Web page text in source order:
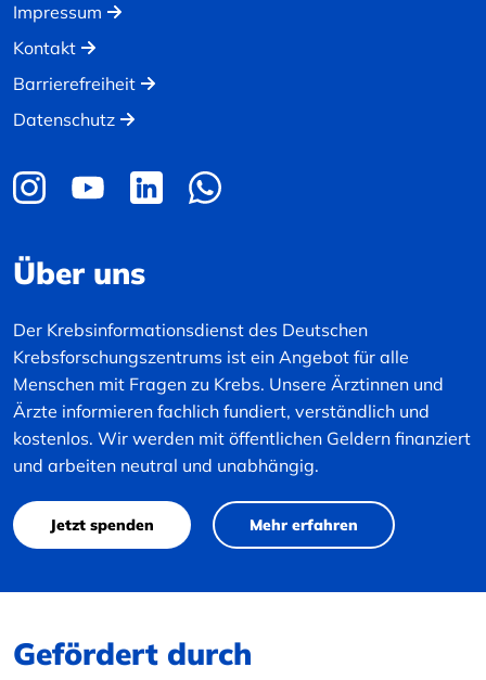
Impressum
Kontakt
Barrierefreiheit
Datenschutz
Über uns
Der Krebsinformationsdienst des Deutschen
Krebsforschungszentrums ist ein Angebot für alle
Menschen mit Fragen zu Krebs. Unsere Ärztinnen und
Ärzte informieren fachlich fundiert, verständlich und
kostenlos. Wir werden mit öffentlichen Geldern finanziert
und arbeiten neutral und unabhängig.
Jetzt spenden Mehr erfahren
Gefördert durch